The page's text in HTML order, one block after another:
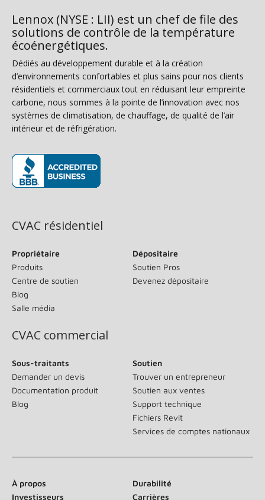
Lennox (NYSE : LII) est un chef de file des
solutions de contrôle de la température
écoénergétiques.
Dédiés au développement durable et à la création
d’environnements confortables et plus sains pour nos clients
résidentiels et commerciaux tout en réduisant leur empreinte
carbone, nous sommes à la pointe de l’innovation avec nos
systèmes de climatisation, de chauffage, de qualité de l’air
intérieur et de réfrigération.
CVAC résidentiel
Propriétaire
Produits
Centre de soutien
Blog
Salle média
Dépositaire
Soutien Pros
Devenez dépositaire
CVAC commercial
Sous-traitants
Demander un devis
Documentation produit
Blog
Soutien
Trouver un entrepreneur
Soutien aux ventes
Support technique
Fichiers Revit
Services de comptes nationaux
À propos
Durabilité
Investisseurs
Carrières